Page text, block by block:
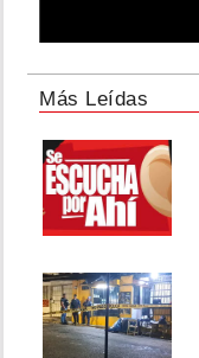
Más Leídas